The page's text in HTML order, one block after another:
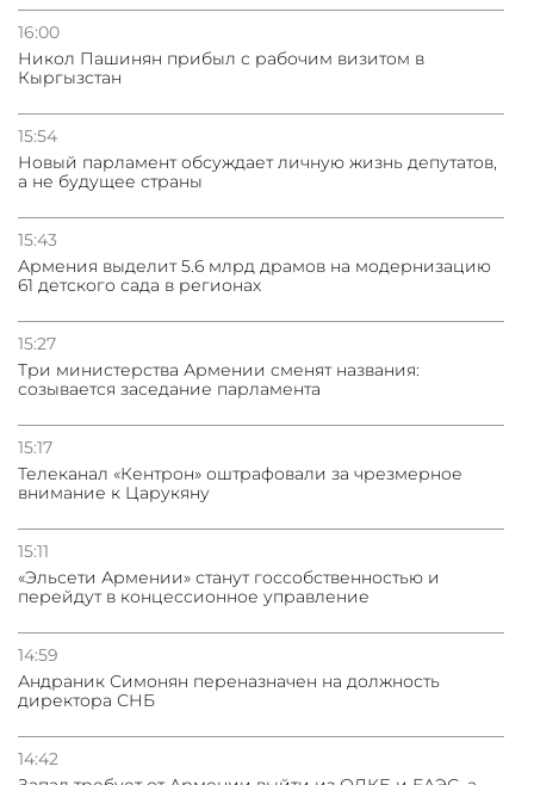
16:00
Никол Пашинян прибыл с рабочим визитом в
Кыргызстан
15:54
Новый парламент обсуждает личную жизнь депутатов,
а не будущее страны
15:43
Армения выделит 5.6 млрд драмов на модернизацию
61 детского сада в регионах
15:27
Три министерства Армении сменят названия:
созывается заседание парламента
15:17
Телеканал «Кентрон» оштрафовали за чрезмерное
внимание к Царукяну
15:11
«Эльсети Армении» станут госсобственностью и
перейдут в концессионное управление
14:59
Андраник Симонян переназначен на должность
директора СНБ
14:42